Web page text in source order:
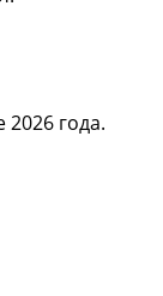
2026 года.